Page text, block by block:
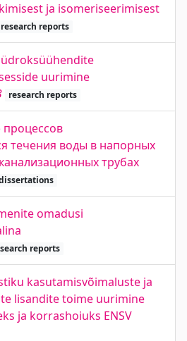
ja isomeriseerimisest
research reports
uurimine
research reports
процессов
течения воды в напорных
трубах
omadusi
reports
kasutamisvõimaluste ja
lisandite toime uurimine
ja korrashoiuks ENSV